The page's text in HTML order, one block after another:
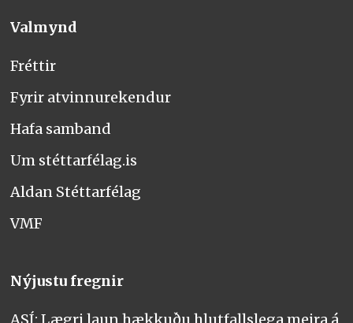
Valmynd
Fréttir
Fyrir atvinnurekendur
Hafa samband
Um stéttarfélag.is
Aldan Stéttarfélag
VMF
Nýjustu fregnir